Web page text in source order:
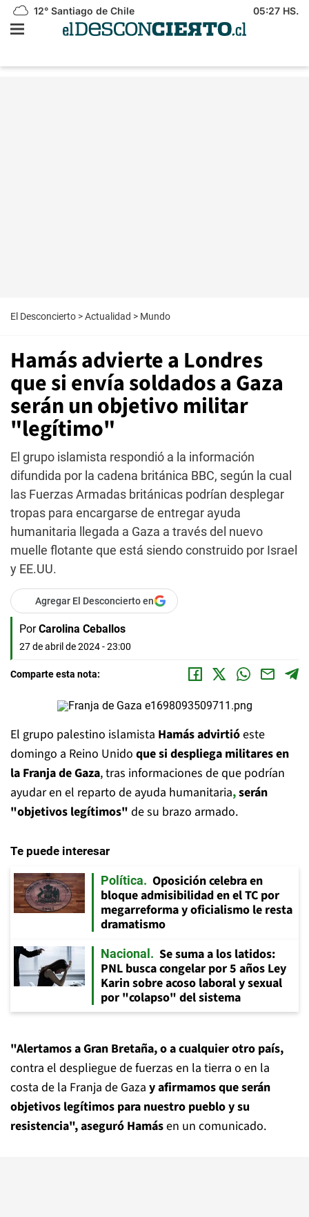
12° Santiago de Chile 05:27 HS.
El Desconcierto >Actualidad > Mundo
Hamás advierte a Londres
que si envía soldados a Gaza
serán un objetivo militar
"legítimo"
El grupo islamista respondió a la información
difundida por la cadena británica BBC, según la cual
las Fuerzas Armadas británicas podrían desplegar
tropas para encargarse de entregar ayuda
humanitaria llegada a Gaza a través del nuevo
muelle flotante que está siendo construido por Israel
y EE.UU.
Agregar El Desconcierto en
Por Carolina Ceballos
27 de abril de 2024 - 23:00
Comparte esta nota:
El grupo palestino islamista Hamás advirtióeste
domingo a Reino Unido que si despliega militares en
la Franja de Gaza, tras informaciones de que podrían
ayudar en el reparto de ayuda humanitaria,serán
"objetivos legítimos" de su brazo armado.
Te puede interesar
Política
Oposición celebra en
bloque admisibilidad en el TC por
megarreforma y oficialismo le resta
dramatismo
Nacional
Se suma a los latidos:
PNL busca congelar por 5 años Ley
Karin sobre acoso laboral y sexual
por "colapso" del sistema
"Alertamos a Gran Bretaña, o a cualquier otro país,
contra el despliegue de fuerzas en la tierra o en la
costa de la Franja de Gaza y afirmamos que serán
objetivos legítimos para nuestro pueblo y su
resistencia", aseguró Hamásen un comunicado.